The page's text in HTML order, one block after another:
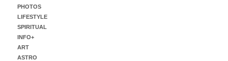
PHOTOS
LIFESTYLE
SPIRITUAL
INFO+
ART
ASTRO